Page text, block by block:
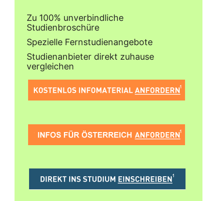
Zu 100% unverbindliche
Studienbroschüre
Spezielle Fernstudienangebote
Studienanbieter direkt zuhause
vergleichen